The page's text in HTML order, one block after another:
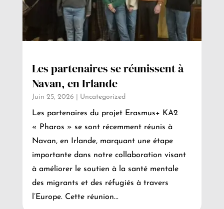
Les partenaires se réunissent à
Navan, en Irlande
Juin 25, 2026 Uncategorized
Les partenaires du projet Erasmus+ KA2
« Pharos » se sont récemment réunis à
Navan, en Irlande, marquant une étape
importante dans notre collaboration visant
à améliorer le soutien à la santé mentale
des migrants et des réfugiés à travers
l’Europe. Cette réunion...